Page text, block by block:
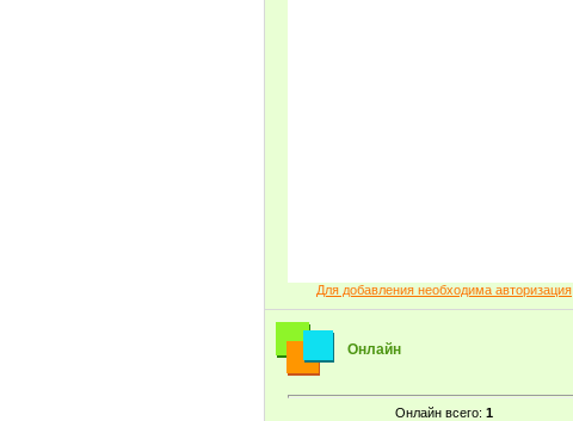
Для добавления необходима авторизация
Онлайн
Онлайн всего: 1